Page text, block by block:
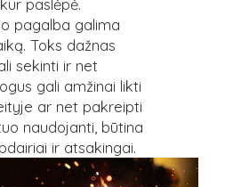
pagalba galima
Toks dažnas
sekinti ir net
gali amžinai likti
ar net pakreipti
naudojanti, būtina
ir atsakingai.